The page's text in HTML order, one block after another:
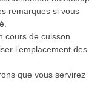
remarques si vous
cours de cuisson.
l’emplacement des
que vous servirez